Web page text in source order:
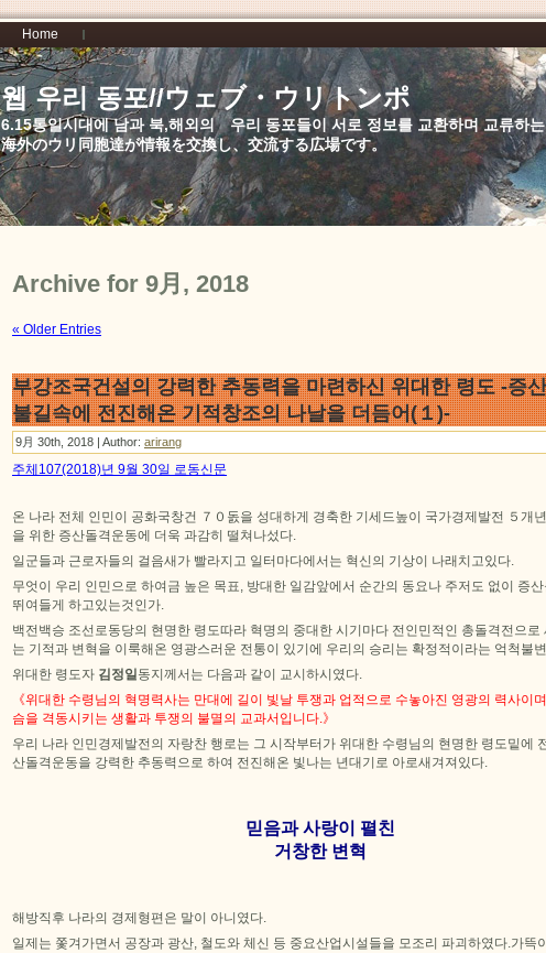
Home
웹 우리 동포//ウェブ・ウリトンポ
6.15통일시대에 남과 북,해외의 우리 동포들이 서로 정보를 교환하며 교류하
海外のウリ同胞達が情報を交換し、交流する広場です。
Archive for 9月, 2018
« Older Entries
부강조국건설의 강력한 추동력을 마련하신 위대한 령도 -증
불길속에 전진해온 기적창조의 나날을 더듬어(１)-
9月 30th, 2018 | Author: arirang
주체107(2018)년 9월 30일 로동신문
온 나라 전체 인민이 공화국창건 ７０돐을 성대하게 경축한 기세드높이 국가경제발전 ５개
을 위한 증산돌격운동에 더욱 과감히 떨쳐나섰다.
일군들과 근로자들의 걸음새가 빨라지고 일터마다에서는 혁신의 기상이 나래치고있다.
무엇이 우리 인민으로 하여금 높은 목표, 방대한 일감앞에서 순간의 동요나 주저도 없이 증
뛰여들게 하고있는것인가.
백전백승 조선로동당의 현명한 령도따라 혁명의 중대한 시기마다 전인민적인 총돌격전으로
는 기적과 변혁을 이룩해온 영광스러운 전통이 있기에 우리의 승리는 확정적이라는 억척불
위대한 령도자 김정일동지께서는 다음과 같이 교시하시였다.
《위대한 수령님의 혁명력사는 만대에 길이 빛날 투쟁과 업적으로 수놓아진 영광의 력사이
슴을 격동시키는 생활과 투쟁의 불멸의 교과서입니다.》
우리 나라 인민경제발전의 자랑찬 행로는 그 시작부터가 위대한 수령님의 현명한 령도밑에
산돌격운동을 강력한 추동력으로 하여 전진해온 빛나는 년대기로 아로새겨져있다.
믿음과 사랑이 펼친
거창한 변혁
해방직후 나라의 경제형편은 말이 아니였다.
일제는 쫓겨가면서 공장과 광산, 철도와 체신 등 중요산업시설들을 모조리 파괴하였다.가뜩